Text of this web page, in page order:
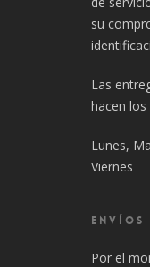
su
Las
hacen los
Lunes,
Viernes
ENVÍOS
Por el